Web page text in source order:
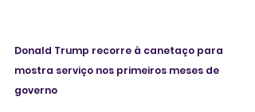
Donald Trump recorre à canetaço para
mostra serviço nos primeiros meses de
governo